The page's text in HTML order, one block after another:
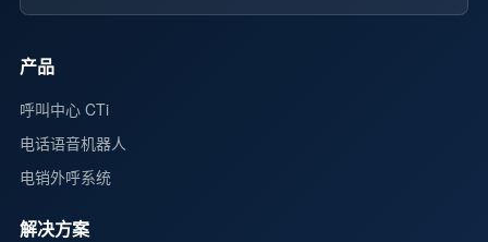
产品
呼叫中心 CTi
电话语音机器人
电销外呼系统
解决方案